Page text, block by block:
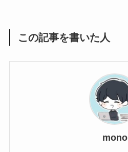
この記事を書いた人
mono